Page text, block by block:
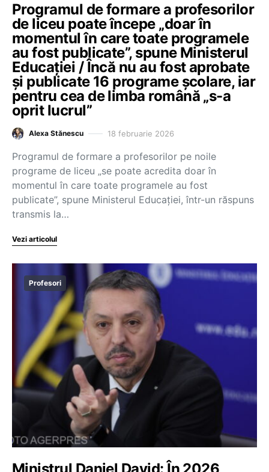
Programul de formare a profesorilor
de liceu poate începe „doar în
momentul în care toate programele
au fost publicate”, spune Ministerul
Educației / Încă nu au fost aprobate
și publicate 16 programe școlare, iar
pentru cea de limba română „s-a
oprit lucrul”
Alexa Stănescu 18 februarie 2026
Programul de formare a profesorilor pe noile
programe de liceu „se poate acredita doar în
momentul în care toate programele au fost
publicate”, spune Ministerul Educației, într-un răspuns
transmis la…
Vezi articolul
Profesori